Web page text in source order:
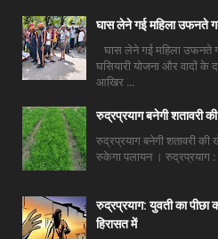
घास लेने गई महिला उफनते
घास लेने गई महिला उफनते
घसियारी योजना और वादों के
आखिर ...
रुद्रप्रयाग बनेगी शतावरी
रुद्रप्रयाग बनेगी शतावरी
रुकेगा पलायन । रुद्रप्रयाग :
रुद्रप्रयाग: युवती का पीछा
हिरासत में